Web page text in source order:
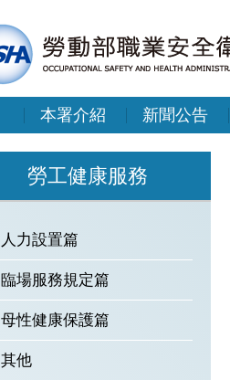
本署介紹 新聞公告
勞工健康服務
人力設置篇
臨場服務規定篇
母性健康保護篇
其他